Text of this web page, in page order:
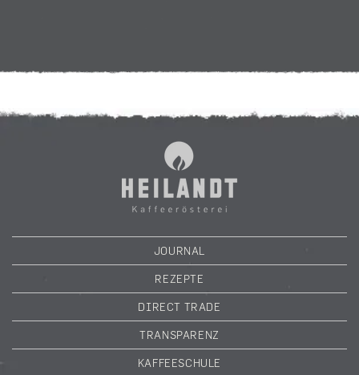
JOURNAL
REZEPTE
DIRECT TRADE
TRANSPARENZ
KAFFEESCHULE